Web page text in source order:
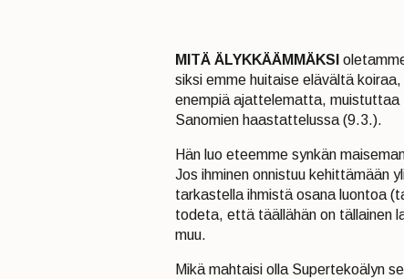
MITÄ ÄLYKKÄÄMMÄKSI
siksi emme huitaise elävältä
enempiä ajattelematta, muistuttaa
Sanomien haastattelussa (9.3.).
Hän luo eteemme synkän
Jos ihminen onnistuu kehittämään
tarkastella ihmistä osana luontoa
todeta, että täällähän on tällainen
muu.
Mikä mahtaisi olla Supertekoälyn